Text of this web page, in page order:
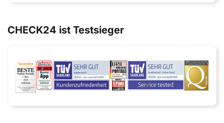
CHECK24 ist Testsieger